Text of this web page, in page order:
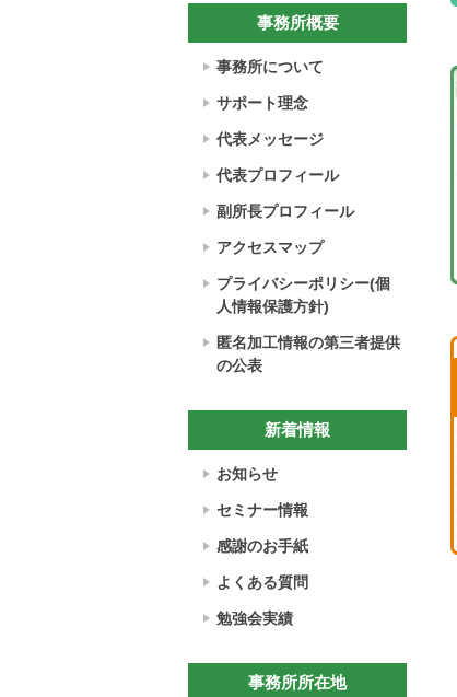
事務所概要
事務所について
サポート理念
代表メッセージ
代表プロフィール
副所長プロフィール
アクセスマップ
プライバシーポリシー(個
人情報保護方針)
匿名加工情報の第三者提供
の公表
新着情報
お知らせ
セミナー情報
感謝のお手紙
よくある質問
勉強会実績
事務所所在地